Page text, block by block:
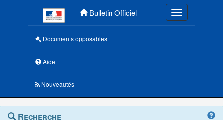
Bulletin Officiel Toggle
Documents opposables
Aide
Nouveautés
Navigation
Menu
contextuel
Recherche